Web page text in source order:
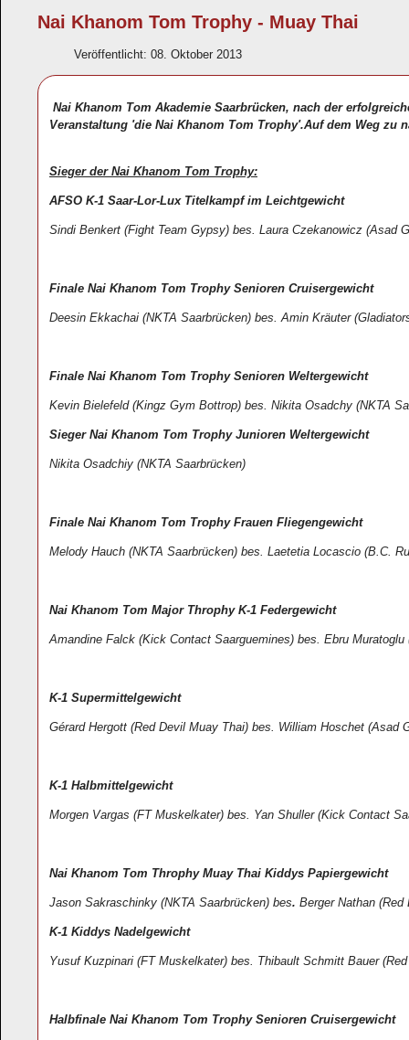
Nai Khanom Tom Trophy - Muay Thai
Veröffentlicht: 08. Oktober 2013
Nai Khanom Tom Akademie Saarbrücken, nach der
Veranstaltung 'die Nai Khanom Tom Trophy'.Auf dem Weg
Sieger der Nai Khanom Tom Trophy:
AFSO K-1 Saar-Lor-Lux Titelkampf im Leichtgewicht
Sindi Benkert (Fight Team Gypsy) bes. Laura Czekanowicz (Asad
Finale Nai Khanom Tom Trophy Senioren Cruisergewicht
Deesin Ekkachai (NKTA Saarbrücken) bes. Amin Kräuter
Finale Nai Khanom Tom Trophy Senioren Weltergewicht
Kevin Bielefeld (Kingz Gym Bottrop) bes. Nikita Osadchy (NKTA
Sieger Nai Khanom Tom Trophy Junioren Weltergewicht
Nikita Osadchiy (NKTA Saarbrücken)
Finale Nai Khanom Tom Trophy Frauen Fliegengewicht
Melody Hauch (NKTA Saarbrücken) bes. Laetetia Locascio (B.C.
Nai Khanom Tom Major Throphy K-1 Federgewicht
Amandine Falck (Kick Contact Saarguemines) bes. Ebru
K-1 Supermittelgewicht
Gérard Hergott (Red Devil Muay Thai) bes. William Hoschet (Asad
K-1 Halbmittelgewicht
Morgen Vargas (FT Muskelkater) bes. Yan Shuller (Kick Contact
Nai Khanom Tom Throphy Muay Thai Kiddys Papiergewicht
Jason Sakraschinky (NKTA Saarbrücken) bes. Berger Nathan
K-1 Kiddys Nadelgewicht
Yusuf Kuzpinari (FT Muskelkater) bes. Thibault Schmitt Bauer
Halbfinale Nai Khanom Tom Trophy Senioren Cruisergewicht